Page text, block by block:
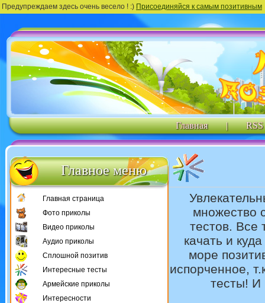
Предупреждаем здесь очень весело ! :) Присоединяйся к самым позитивным
Главная | RSS
Главное меню
Главная страница
Фото приколы
Видео приколы
Аудио приколы
Сплошной позитив
Интересные тесты
Армейские приколы
Интересности
множество
тестов. Все
качать и
море
испорченное,
тесты! И